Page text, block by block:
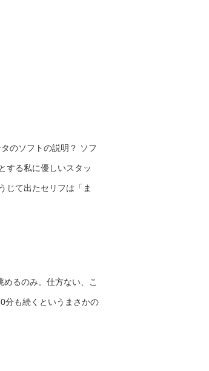
のソフトの説明？ ソフ
する私に優しいスタッ
じて出たセリフは「ま
るのみ。仕方ない、こ
分も続くというまさかの